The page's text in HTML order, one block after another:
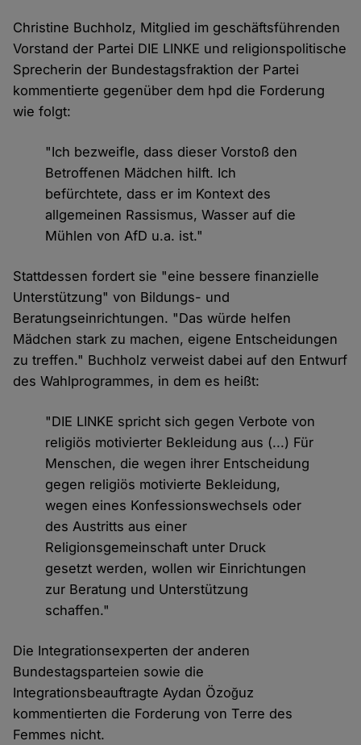
Christine Buchholz, Mitglied im geschäftsführenden
Vorstand der Partei DIE LINKE und religionspolitische
Sprecherin der Bundestagsfraktion der Partei
kommentierte gegenüber dem hpd die Forderung
wie folgt:
"Ich bezweifle, dass dieser Vorstoß den
Betroffenen Mädchen hilft. Ich
befürchtete, dass er im Kontext des
allgemeinen Rassismus, Wasser auf die
Mühlen von AfD u.a. ist."
Stattdessen fordert sie "eine bessere finanzielle
Unterstützung" von Bildungs- und
Beratungseinrichtungen. "Das würde helfen
Mädchen stark zu machen, eigene Entscheidungen
zu treffen." Buchholz verweist dabei auf den Entwurf
des Wahlprogrammes, in dem es heißt:
"DIE LINKE spricht sich gegen Verbote von
religiös motivierter Bekleidung aus (...) Für
Menschen, die wegen ihrer Entscheidung
gegen religiös motivierte Bekleidung,
wegen eines Konfessionswechsels oder
des Austritts aus einer
Religionsgemeinschaft unter Druck
gesetzt werden, wollen wir Einrichtungen
zur Beratung und Unterstützung
schaffen."
Die Integrationsexperten der anderen
Bundestagsparteien sowie die
Integrationsbeauftragte Aydan Özoğuz
kommentierten die Forderung von Terre des
Femmes nicht.